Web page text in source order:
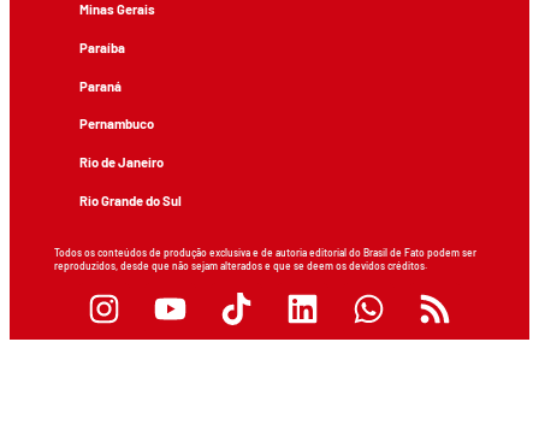
Minas Gerais
Paraíba
Paraná
Pernambuco
Rio de Janeiro
Rio Grande do Sul
Todos os conteúdos de produção exclusiva e de autoria editorial do Brasil de Fato podem ser
reproduzidos, desde que não sejam alterados e que se deem os devidos créditos.